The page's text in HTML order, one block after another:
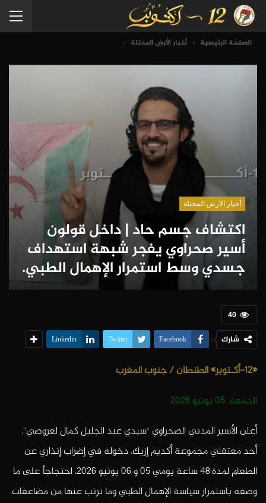
الصفحة الرئيسية أخبار الأرض المحتلة
أخبار الأرض المحتلة
اكتشاف جسم حاد | داخل قولون
أسير صحراوي يفجر شبهة استهداف
جسدي وسط استمرار الإهمال الطبي.
40
شارك Facebook
Twitter
Linkedin
«12-أكـتوبر» الطنطان
/ جنوب المغرب
الجمعة: 05 يونيو 2026
أعلن الأسير المدني الصحراوي “سيدي عبد الجليل كمال لعروصي”،
أحد معتقلي مجموعة أكديم إزيك، دخوله في إضراب إنذاري عن
الطعام لمدة 48 ساعة يومي 05 و 06 يونيو 2026، احتجاجاً على ما
وصفه باستمرار سياسة الإهمال الطبي وما ترتب عنها من مضاعفات